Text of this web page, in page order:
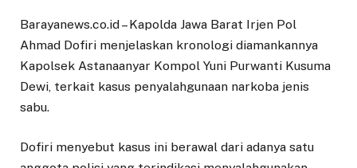
Barayanews.co.id – Kapolda Jawa Barat Irjen Pol
Ahmad Dofiri menjelaskan kronologi diamankannya
Kapolsek Astanaanyar Kompol Yuni Purwanti Kusuma
Dewi, terkait kasus penyalahgunaan narkoba jenis
sabu.
Dofiri menyebut kasus ini berawal dari adanya satu